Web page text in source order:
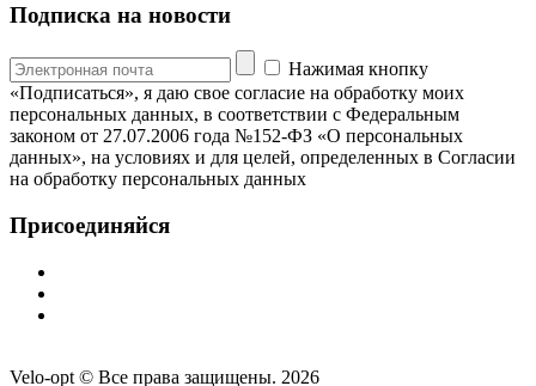
Подписка на новости
Нажимая кнопку
«Подписаться», я даю свое согласие на обработку моих
персональных данных, в соответствии с Федеральным
законом от 27.07.2006 года №152-ФЗ «О персональных
данных», на условиях и для целей, определенных в Согласии
на обработку персональных данных
Присоединяйся
Velo-opt © Все права защищены. 2026